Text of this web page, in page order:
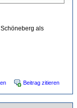
als
Beitrag zitieren